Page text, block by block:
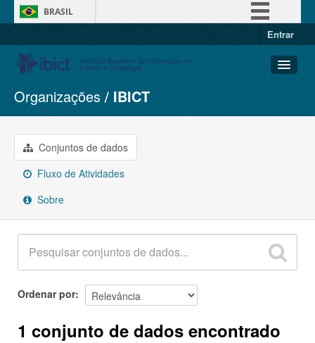
BRASIL
Entrar
Conjuntos de dados
Organizações
Grupos
Sobre
Organizações IBICT
Conjuntos de dados
Fluxo de Atividades
Sobre
Ordenar por
1 conjunto de dados encontrado